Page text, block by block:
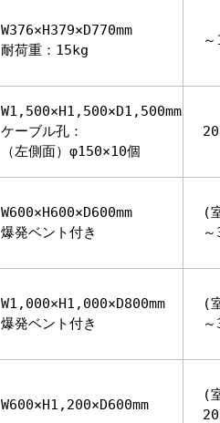
W376×H379×D770mm
耐荷重：15kg
W1,500×H1,500×D1,500mm
ケーブル孔：
（左側面）φ150×10個
W600×H600×D600mm
爆発ベント付き
(
W1,000×H1,000×D800mm
爆発ベント付き
(
W600×H1,200×D600mm
(